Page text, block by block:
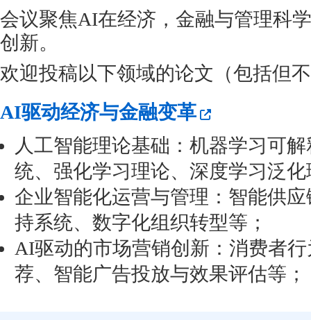
会议聚焦AI在经济，金融与管理科
创新。
欢迎投稿以下领域的论文（包括但
AI驱动经济与金融变革
人工智能理论基础：机器学习可
统、强化学习理论、深度学习泛
企业智能化运营与管理：智能供
持系统、数字化组织转型等；
AI驱动的市场营销创新：消费者
荐、智能广告投放与效果评估等；